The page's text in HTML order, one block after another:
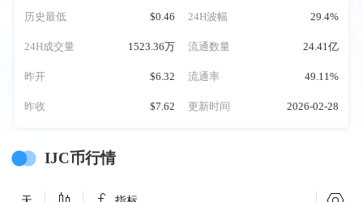
历史最低 $0.46 24H波幅 29.4%
24H成交量 1523.36万 流通数量 24.41亿
昨开 $6.32 流通率 49.11%
昨收 $7.62 更新时间 2026-02-28
IJC币行情